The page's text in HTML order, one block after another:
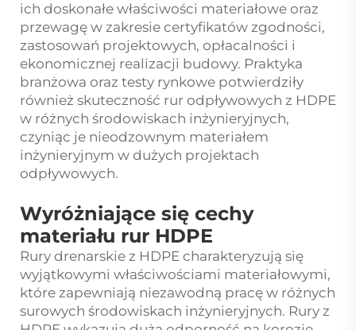
ich doskonałe właściwości materiałowe oraz
przewagę w zakresie certyfikatów zgodności,
zastosowań projektowych, opłacalności i
ekonomicznej realizacji budowy. Praktyka
branżowa oraz testy rynkowe potwierdziły
również skuteczność rur odpływowych z HDPE
w różnych środowiskach inżynieryjnych,
czyniąc je nieodzownym materiałem
inżynieryjnym w dużych projektach
odpływowych.
Wyróżniające się cechy
materiału rur HDPE
Rury drenarskie z HDPE charakteryzują się
wyjątkowymi właściwościami materiałowymi,
które zapewniają niezawodną pracę w różnych
surowych środowiskach inżynieryjnych. Rury z